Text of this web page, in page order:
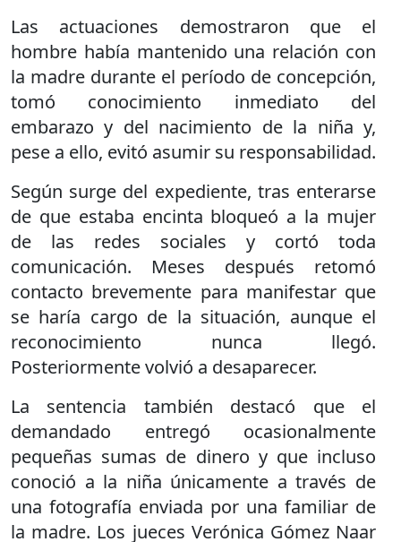
Las actuaciones demostraron que el
hombre había mantenido una relación con
la madre durante el período de concepción,
tomó conocimiento inmediato del
embarazo y del nacimiento de la niña y,
pese a ello, evitó asumir su responsabilidad.
Según surge del expediente, tras enterarse
de que estaba encinta bloqueó a la mujer
de las redes sociales y cortó toda
comunicación. Meses después retomó
contacto brevemente para manifestar que
se haría cargo de la situación, aunque el
reconocimiento nunca llegó.
Posteriormente volvió a desaparecer.
La sentencia también destacó que el
demandado entregó ocasionalmente
pequeñas sumas de dinero y que incluso
conoció a la niña únicamente a través de
una fotografía enviada por una familiar de
la madre. Los jueces Verónica Gómez Naar